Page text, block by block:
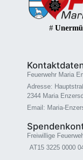
#
Feuerwehr Maria
Adresse:
2344 Maria
Email: Maria-
Freiwillige
AT15 3225 0000